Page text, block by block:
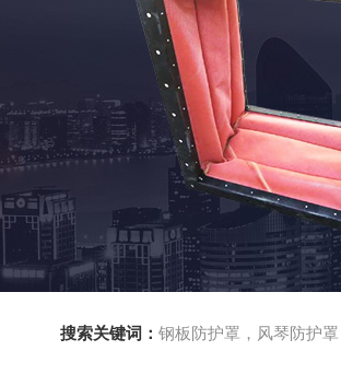
搜索关键词： 钢板防护罩，风琴防护罩，